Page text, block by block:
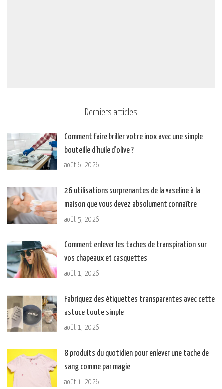
Derniers articles
Comment faire briller votre inox avec une simple
bouteille d’huile d’olive ?
août 6, 2026
26 utilisations surprenantes de la vaseline à la
maison que vous devez absolument connaître
août 5, 2026
Comment enlever les taches de transpiration sur
vos chapeaux et casquettes
août 1, 2026
Fabriquez des étiquettes transparentes avec cette
astuce toute simple
août 1, 2026
8 produits du quotidien pour enlever une tache de
sang comme par magie
août 1, 2026